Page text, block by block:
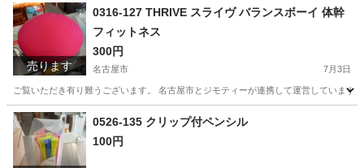
愛知 名古屋市
売ります
0316-127 THRIVE スライヴ バランスボーイ 体幹
フィットネス
300円
名古屋市 7月3日
ご覧いただき有り難うございます。 名古屋市とジモティーが連携して運営していま
愛知 名古屋市 リユース
0526-135 クリップ付ペンシル
100円